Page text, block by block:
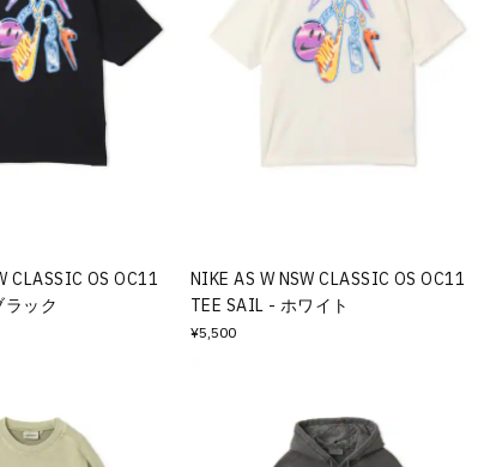
CLASSIC OS OC11
ラック
NIKE AS W NSW CLASSIC OS OC11
TEE SAIL - ホワイト
¥5,500